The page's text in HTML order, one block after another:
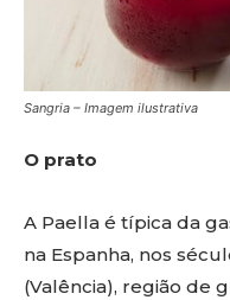
Sangria – Imagem ilustrativa
O prato
A Paella é típica da
na Espanha, nos
(Valência), região de